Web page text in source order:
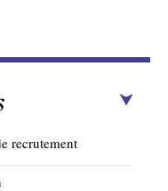
recrutement